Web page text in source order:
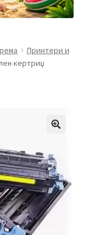
Принтери и
кертриџ